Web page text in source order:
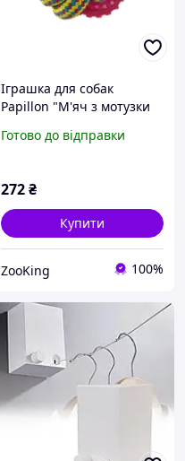
Іграшка для собак
Papillon "М'яч з мотузки
8 см
Готово до відправки
272₴
Купити
ZooKing 100%